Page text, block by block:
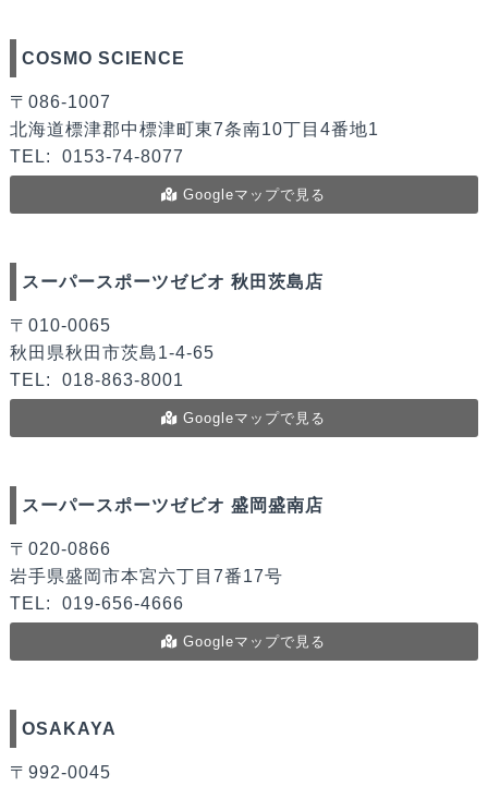
COSMO SCIENCE
〒086-1007
北海道標津郡中標津町東7条南10丁目4番地1
TEL:
0153-74-8077
Googleマップで見る
スーパースポーツゼビオ 秋田茨島店
〒010-0065
秋田県秋田市茨島1-4-65
TEL:
018-863-8001
Googleマップで見る
スーパースポーツゼビオ 盛岡盛南店
〒020-0866
岩手県盛岡市本宮六丁目7番17号
TEL:
019-656-4666
Googleマップで見る
OSAKAYA
〒992-0045